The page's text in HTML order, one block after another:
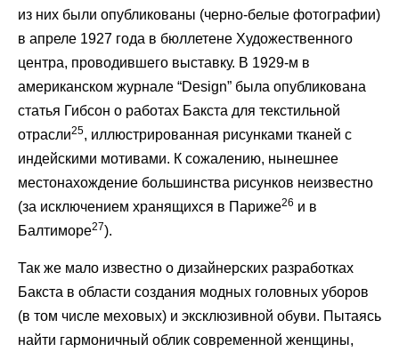
из них были опубликованы (черно-белые фотографии)
в апреле 1927 года в бюллетене Художественного
центра, проводившего выставку. В 1929-м в
американском журнале “Design” была опубликована
статья Гибсон о работах Бакста для текстильной
отрасли25, иллюстрированная рисунками тканей с
индейскими мотивами. К сожалению, нынешнее
местонахождение большинства рисунков неизвестно
(за исключением хранящихся в Париже26 и в
Балтиморе27).
Так же мало известно о дизайнерских разработках
Бакста в области создания модных головных уборов
(в том числе меховых) и эксклюзивной обуви. Пытаясь
найти гармоничный облик современной женщины,